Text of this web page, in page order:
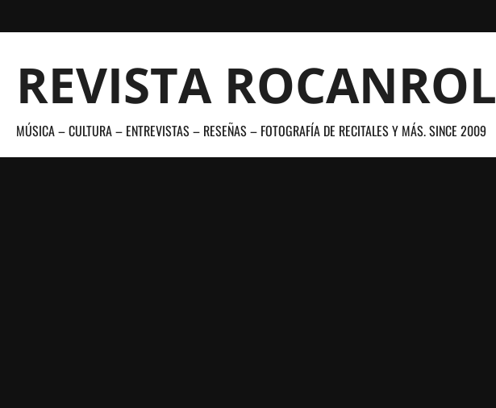
al
REVISTA ROCANROL
MÚSICA – CULTURA – ENTREVISTAS – RESEÑAS – FOTOGRAFÍA DE RECITALES Y MÁS. SINCE 2009